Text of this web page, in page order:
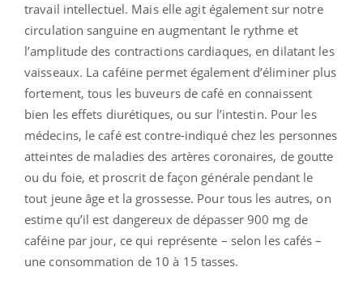
travail intellectuel. Mais elle agit également sur notre
circulation sanguine en augmentant le rythme et
l’amplitude des contractions cardiaques, en dilatant les
vaisseaux. La caféine permet également d’éliminer plus
fortement, tous les buveurs de café en connaissent
bien les effets diurétiques, ou sur l’intestin. Pour les
médecins, le café est contre-indiqué chez les personnes
atteintes de maladies des artères coronaires, de goutte
ou du foie, et proscrit de façon générale pendant le
tout jeune âge et la grossesse. Pour tous les autres, on
estime qu’il est dangereux de dépasser 900 mg de
caféine par jour, ce qui représente – selon les cafés –
une consommation de 10 à 15 tasses.